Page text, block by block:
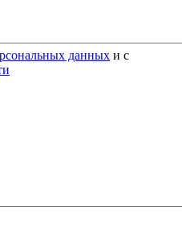
данных и с